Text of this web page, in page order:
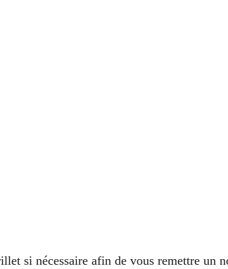
si nécessaire afin de vous remettre un